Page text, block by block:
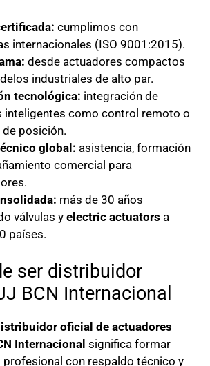
cumplimos con
internacionales (ISO 9001:2015).
desde actuadores compactos
industriales de alto par.
tecnológica: integración de
inteligentes como control remoto o
posición.
global: asistencia, formación
comercial para
más de 30 años
válvulas yelectric actuators a
países.
ser distribuidor
BCN Internacional
oficial de actuadores
Internacional significa formar
profesional con respaldo técnico y